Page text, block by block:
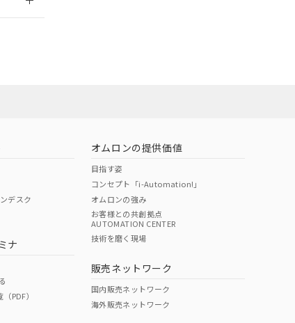
O
デスク
ナ
PDF）
オムロンの提供価値
目指す姿
コンセプト「i-Automation!」
オムロンの強み
お客様との共創拠点
AUTOMATION CENTER
技術を磨く現場
販売ネットワーク
国内販売ネットワーク
海外販売ネットワーク